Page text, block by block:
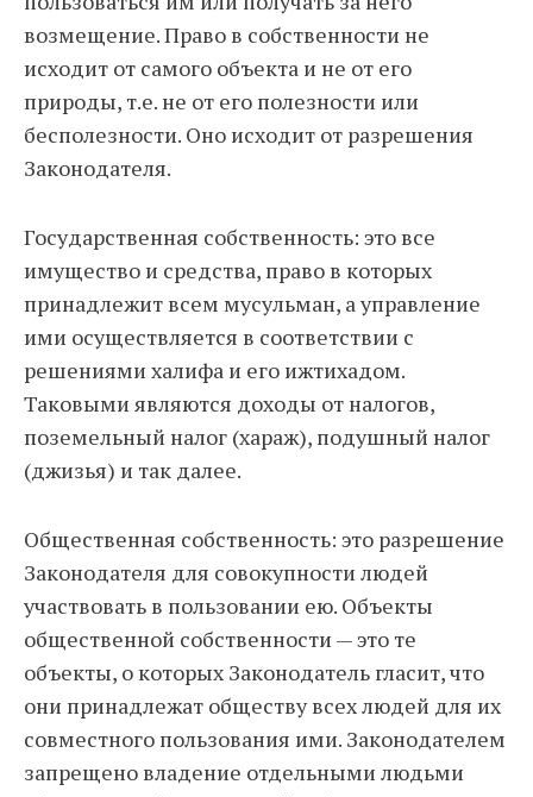
возмещение. Право в собственности не
исходит от самого объекта и не от его
природы, т.е. не от его полезности или
бесполезности. Оно исходит от разрешения
Законодателя.
Государственная собственность: это все
имущество и средства, право в которых
принадлежит всем мусульман, а управление
ими осуществляется в соответствии с
решениями халифа и его ижтихадом.
Таковыми являются доходы от налогов,
поземельный налог (хараж), подушный налог
(джизья) и так далее.
Общественная собственность: это разрешение
Законодателя для совокупности людей
участвовать в пользовании ею. Объекты
общественной собственности — это те
объекты, о которых Законодатель гласит, что
они принадлежат обществу всех людей для их
совместного пользования ими. Законодателем
запрещено владение отдельными людьми